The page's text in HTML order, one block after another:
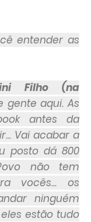
entender as
Filho (na
gente aqui. As
antes da
Vai acabar a
posto dá 800
não tem
vocês... os
ninguém
estão tudo